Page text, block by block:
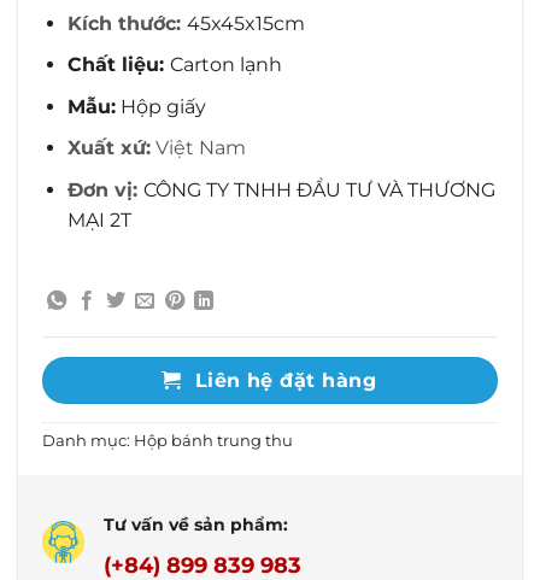
Kích thước: 45x45x15cm
Chất liệu: Carton lạnh
Mẫu:Hộp giấy
Xuất xứ:Việt Nam
Đơn vị: CÔNG TY TNHH ĐẦU TƯ VÀ THƯƠNG
MẠI 2T
Liên hệ đặt hàng
Danh mục: Hộp bánh trung thu
Tư vấn về sản phẩm:
(+84) 899 839 983